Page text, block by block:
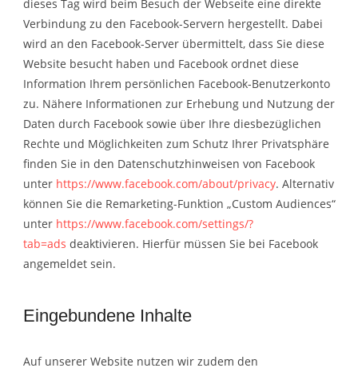
dieses Tag wird beim Besuch der Webseite eine direkte
Verbindung zu den Facebook-Servern hergestellt. Dabei
wird an den Facebook-Server übermittelt, dass Sie diese
Website besucht haben und Facebook ordnet diese
Information Ihrem persönlichen Facebook-Benutzerkonto
zu. Nähere Informationen zur Erhebung und Nutzung der
Daten durch Facebook sowie über Ihre diesbezüglichen
Rechte und Möglichkeiten zum Schutz Ihrer Privatsphäre
finden Sie in den Datenschutzhinweisen von Facebook
unter https://www.facebook.com/about/privacy. Alternativ
können Sie die Remarketing-Funktion „Custom Audiences“
unter https://www.facebook.com/settings/?
tab=ads deaktivieren. Hierfür müssen Sie bei Facebook
angemeldet sein.
Eingebundene Inhalte
Auf unserer Website nutzen wir zudem den